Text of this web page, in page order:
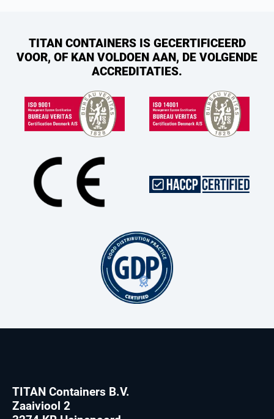
TITAN CONTAINERS IS GECERTIFICEERD
VOOR, OF KAN VOLDOEN AAN, DE VOLGENDE
ACCREDITATIES.
TITAN Containers B.V.
Zaaiviool 2